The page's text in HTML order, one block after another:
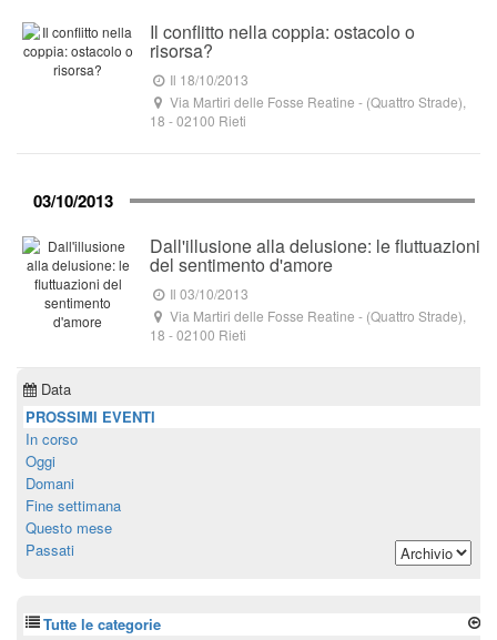
Il conflitto nella coppia: ostacolo o
risorsa?
Il 18/10/2013
Via Martiri delle Fosse Reatine - (Quattro Strade),
18 -02100 Rieti
03/10/2013
Dall'illusione alla delusione: le fluttuazioni
del sentimento d'amore
Il 03/10/2013
Via Martiri delle Fosse Reatine - (Quattro Strade),
18 -02100 Rieti
Data
PROSSIMI EVENTI
In corso
Oggi
Domani
Fine settimana
Questo mese
Passati
Tutte le categorie